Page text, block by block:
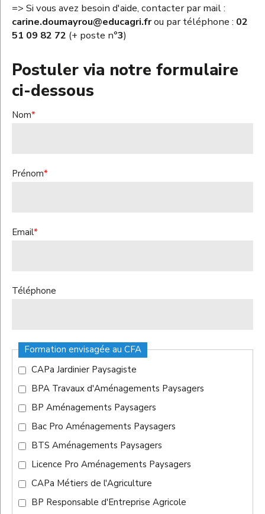
=> Si vous avez besoin d'aide, contacter par mail :
carine.doumayrou@educagri.frou par téléphone : 02
51 09 82 72 (+ poste n°3)
Postuler via notre formulaire
ci-dessous
Nom*
Prénom*
Email*
Téléphone
Formation envisagée au CFA
CAPa Jardinier Paysagiste
BPA Travaux d'Aménagements Paysagers
BP Aménagements Paysagers
Bac Pro Aménagements Paysagers
BTS Aménagements Paysagers
Licence Pro Aménagements Paysagers
CAPa Métiers de l'Agriculture
BP Responsable d'Entreprise Agricole